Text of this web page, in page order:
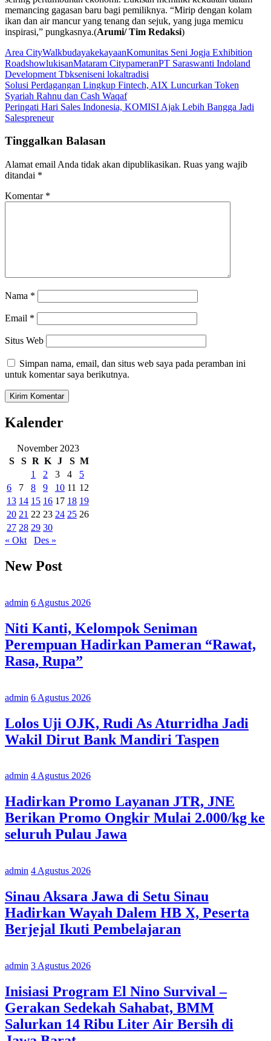
memancing gagasan baru bagi pemiliknya. “Mirip dengan kolam
ikan dan air mancur yang tenang dan sejuk, yang juga memicu
inspirasi,” pungkasnya.(Arumi/ Tim Redaksi)
Area CityWalkbudayakekayaanKomunitas Seni Jogja Exhibition
RoadshowlukisanMataram CitypameranPT Saraswanti Indoland
Development Tbkseniseni lokaltradisi
Navigasi
pos
Solusi Perdagangan Lingkup Fintech, AIX Luncurkan Token
Syariah Rahnu dan Cash Waqaf
Peringati Hari Sales Indonesia, KOMISI Ajak Lebih Bangga Jadi
Salespreneur
Tinggalkan Balasan
Alamat email Anda tidak akan dipublikasikan. Ruas yang wajib
ditandai *
Komentar *
Nama *
Email *
Situs Web
Simpan nama, email, dan situs web saya pada peramban ini
untuk komentar saya berikutnya.
Kalender
November 2023
S
S R K J S M
1
2 3 4
5
6
7 8 9 10 11 12
13 14 15 16 17 18 19
20 21 22 23 24 25 26
27 28 29 30
« Okt
Des »
New Post
admin 6 Agustus 2026
Niti Kanti, Kelompok Seniman
Perempuan Hadirkan Pameran “Rawat,
Rasa, Rupa”
admin 6 Agustus 2026
Lolos Uji OJK, Rudi As Aturridha Jadi
Wakil Dirut Bank Mandiri Taspen
admin 4 Agustus 2026
Hadirkan Promo Layanan JTR, JNE
Berikan Promo Ongkir Mulai 2.000/kg ke
seluruh Pulau Jawa
admin 4 Agustus 2026
Sinau Aksara Jawa di Setu Sinau
Hadirkan Wayah Dalem HB X, Peserta
Berjejal Ikuti Pembelajaran
admin 3 Agustus 2026
Inisiasi Program El Nino Survival –
Gerakan Sedekah Sahabat, BMM
Salurkan 14 Ribu Liter Air Bersih di